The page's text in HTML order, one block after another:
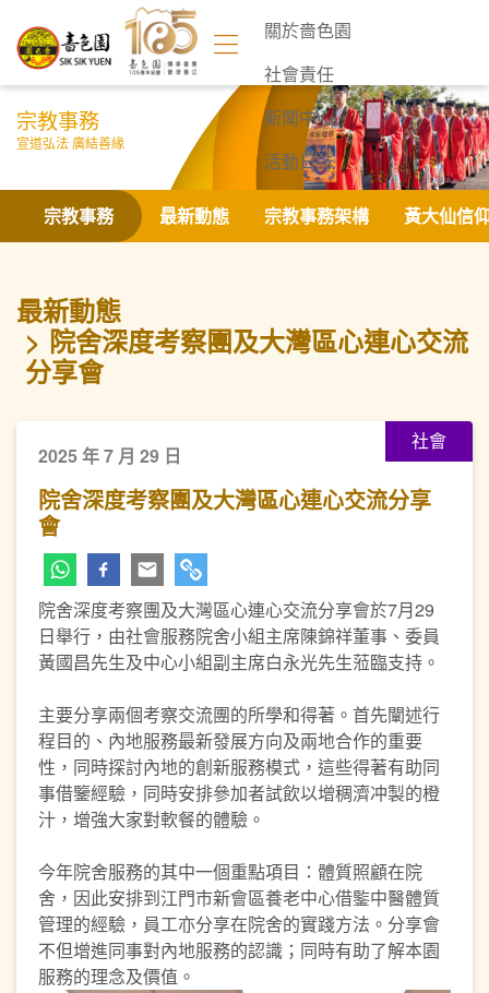
關於嗇色園
社會責任
新聞中心
活動日誌
聯絡我們
宗教事務
宣道弘法 廣結善緣
宗教事務 最新動態 宗教事務架構 黃大仙信
最新動態
院舍深度考察團及大灣區心連心交流
分享會
社會
2025 年 7 月 29 日
院舍深度考察團及大灣區心連心交流分享
會
院舍深度考察團及大灣區心連心交流分享會於7月29
日舉行，由社會服務院舍小組主席陳錦祥董事、委員
黃國昌先生及中心小組副主席白永光先生蒞臨支持。
主要分享兩個考察交流團的所學和得著。首先闡述行
程目的、內地服務最新發展方向及兩地合作的重要
性，同時探討內地的創新服務模式，這些得著有助同
事借鑒經驗，同時安排參加者試飲以增稠濟冲製的橙
汁，增強大家對軟餐的體驗。
今年院舍服務的其中一個重點項目：體質照顧在院
舍，因此安排到江門市新會區養老中心借鍳中醫體質
管理的經驗，員工亦分享在院舍的實踐方法。分享會
不但增進同事對內地服務的認識；同時有助了解本園
服務的理念及價值。